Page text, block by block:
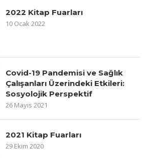
2022 Kitap Fuarları
10 Ocak 2022
Covid-19 Pandemisi ve Sağlık
Çalışanları Üzerindeki Etkileri:
Sosyolojik Perspektif
26 Mayıs 2021
2021 Kitap Fuarları
29 Ekim 2020